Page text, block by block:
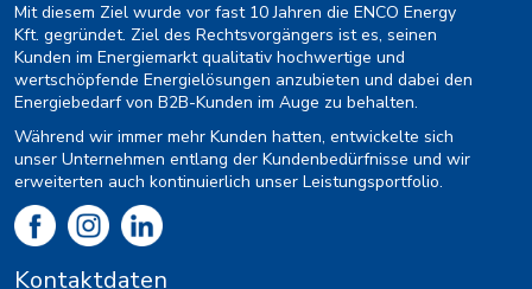
Mit diesem Ziel wurde vor fast 10 Jahren die ENCO Energy
Kft. gegründet. Ziel des Rechtsvorgängers ist es, seinen
Kunden im Energiemarkt qualitativ hochwertige und
wertschöpfende Energielösungen anzubieten und dabei den
Energiebedarf von B2B-Kunden im Auge zu behalten.
Während wir immer mehr Kunden hatten, entwickelte sich
unser Unternehmen entlang der Kundenbedürfnisse und wir
erweiterten auch kontinuierlich unser Leistungsportfolio.
Kontaktdaten